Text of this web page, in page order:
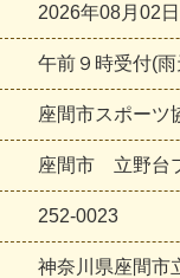
2026年08月02日
午前９時受付(
座間市スポーツ
座間市 立野台
252-0023
神奈川県座間市